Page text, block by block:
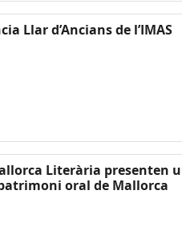
Llar d’Ancians de l’IMAS
Literària presenten
oral de Mallorca